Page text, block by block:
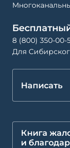
8 (800) 350-00-
Для
Написать
Книга
и